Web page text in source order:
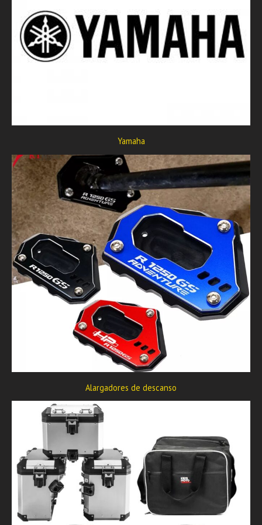
Yamaha
Alargadores de descanso